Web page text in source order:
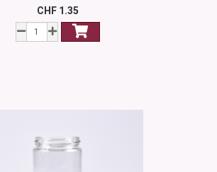
CHF 1.35